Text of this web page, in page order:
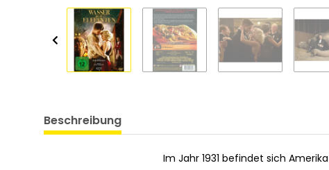
Beschreibung
Im Jahr 1931 befindet sich